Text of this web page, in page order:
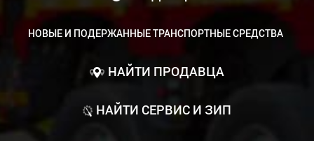
НОВЫЕ И ПОДЕРЖАННЫЕ ТРАНСПОРТНЫЕ СРЕДСТВА
НАЙТИ ПРОДАВЦА
НАЙТИ СЕРВИС И ЗИП